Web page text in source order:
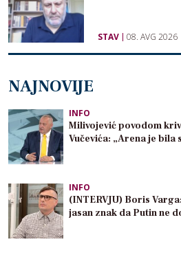
STAV 08. AVG 2026
NAJNOVIJE
INFO
Milivojević povodom
Vučevića: „Arena je bila
INFO
(INTERVJU) Boris
jasan znak da Putin ne